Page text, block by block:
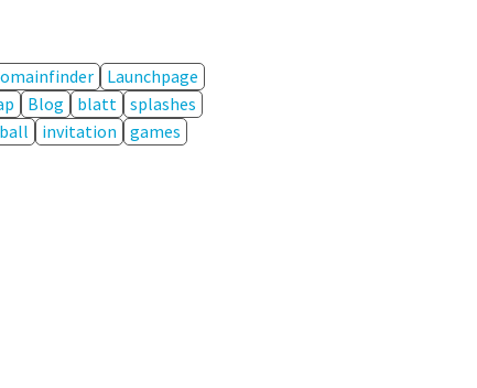
Launchpage
Blog blatt splashes
invitation
games